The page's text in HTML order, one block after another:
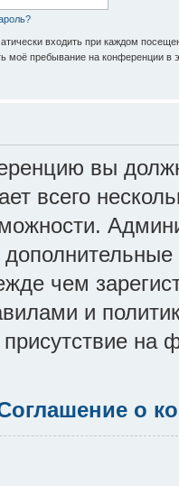
входить при каждом
моё пребывание на конференции в
вы
всего
чем
и
на
о